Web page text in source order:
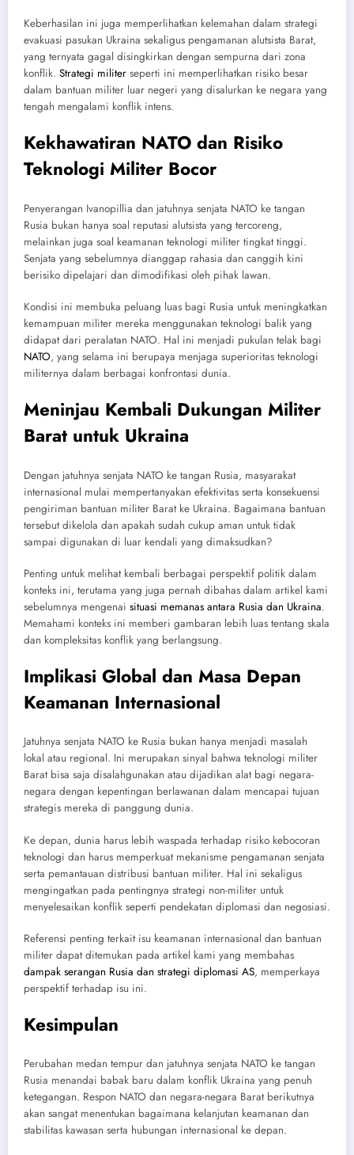
Keberhasilan ini juga memperlihatkan kelemahan dalam strategi
evakuasi pasukan Ukraina sekaligus pengamanan alutsista Barat,
yang ternyata gagal disingkirkan dengan sempurna dari zona
konflik. Strategi militer seperti ini memperlihatkan risiko besar
dalam bantuan militer luar negeri yang disalurkan ke negara yang
tengah mengalami konflik intens.
Kekhawatiran NATO dan Risiko
Teknologi Militer Bocor
Penyerangan Ivanopillia dan jatuhnya senjata NATO ke tangan
Rusia bukan hanya soal reputasi alutsista yang tercoreng,
melainkan juga soal keamanan teknologi militer tingkat tinggi.
Senjata yang sebelumnya dianggap rahasia dan canggih kini
berisiko dipelajari dan dimodifikasi oleh pihak lawan.
Kondisi ini membuka peluang luas bagi Rusia untuk meningkatkan
kemampuan militer mereka menggunakan teknologi balik yang
didapat dari peralatan NATO. Hal ini menjadi pukulan telak bagi
NATO, yang selama ini berupaya menjaga superioritas teknologi
militernya dalam berbagai konfrontasi dunia.
Meninjau Kembali Dukungan Militer
Barat untuk Ukraina
Dengan jatuhnya senjata NATO ke tangan Rusia, masyarakat
internasional mulai mempertanyakan efektivitas serta konsekuensi
pengiriman bantuan militer Barat ke Ukraina. Bagaimana bantuan
tersebut dikelola dan apakah sudah cukup aman untuk tidak
sampai digunakan di luar kendali yang dimaksudkan?
Penting untuk melihat kembali berbagai perspektif politik dalam
konteks ini, terutama yang juga pernah dibahas dalam artikel kami
sebelumnya mengenai situasi memanas antara Rusia dan Ukraina.
Memahami konteks ini memberi gambaran lebih luas tentang skala
dan kompleksitas konflik yang berlangsung.
Implikasi Global dan Masa Depan
Keamanan Internasional
Jatuhnya senjata NATO ke Rusia bukan hanya menjadi masalah
lokal atau regional. Ini merupakan sinyal bahwa teknologi militer
Barat bisa saja disalahgunakan atau dijadikan alat bagi negara-
negara dengan kepentingan berlawanan dalam mencapai tujuan
strategis mereka di panggung dunia.
Ke depan, dunia harus lebih waspada terhadap risiko kebocoran
teknologi dan harus memperkuat mekanisme pengamanan senjata
serta pemantauan distribusi bantuan militer. Hal ini sekaligus
mengingatkan pada pentingnya strategi non-militer untuk
menyelesaikan konflik seperti pendekatan diplomasi dan negosiasi.
Referensi penting terkait isu keamanan internasional dan bantuan
militer dapat ditemukan pada artikel kami yang membahas
dampak serangan Rusia dan strategi diplomasi AS, memperkaya
perspektif terhadap isu ini.
Kesimpulan
Perubahan medan tempur dan jatuhnya senjata NATO ke tangan
Rusia menandai babak baru dalam konflik Ukraina yang penuh
ketegangan. Respon NATO dan negara-negara Barat berikutnya
akan sangat menentukan bagaimana kelanjutan keamanan dan
stabilitas kawasan serta hubungan internasional ke depan.